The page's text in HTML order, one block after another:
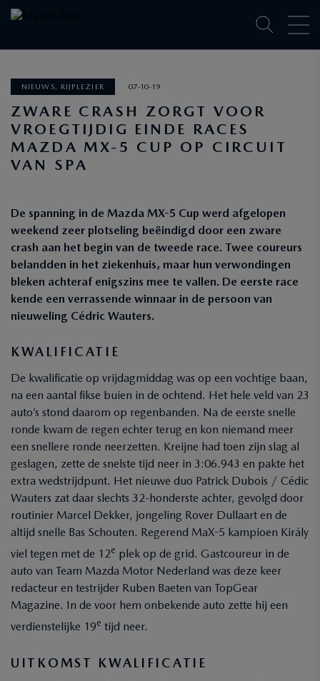
NIEUWS, RIJPLEZIER 07-10-19
ZWARE CRASH ZORGT VOOR
VROEGTIJDIG EINDE RACES
MAZDA MX-5 CUP OP CIRCUIT
VAN SPA
De spanning in de Mazda MX-5 Cup werd afgelopen
weekend zeer plotseling beëindigd door een zware
crash aan het begin van de tweede race. Twee coureurs
belandden in het ziekenhuis, maar hun verwondingen
bleken achteraf enigszins mee te vallen. De eerste race
kende een verrassende winnaar in de persoon van
nieuweling Cédric Wauters.
KWALIFICATIE
De kwalificatie op vrijdagmiddag was op een vochtige baan,
na een aantal fikse buien in de ochtend. Het hele veld van 23
auto’s stond daarom op regenbanden. Na de eerste snelle
ronde kwam de regen echter terug en kon niemand meer
een snellere ronde neerzetten. Kreijne had toen zijn slag al
geslagen, zette de snelste tijd neer in 3:06.943 en pakte het
extra wedstrijdpunt. Het nieuwe duo Patrick Dubois / Cédic
Wauters zat daar slechts 32-honderste achter, gevolgd door
routinier Marcel Dekker, jongeling Rover Dullaart en de
altijd snelle Bas Schouten. Regerend MaX-5 kampioen Király
viel tegen met de 12e plek op de grid. Gastcoureur in de
auto van Team Mazda Motor Nederland was deze keer
redacteur en testrijder Ruben Baeten van TopGear
Magazine. In de voor hem onbekende auto zette hij een
verdienstelijke 19e tijd neer.
UITKOMST KWALIFICATIE